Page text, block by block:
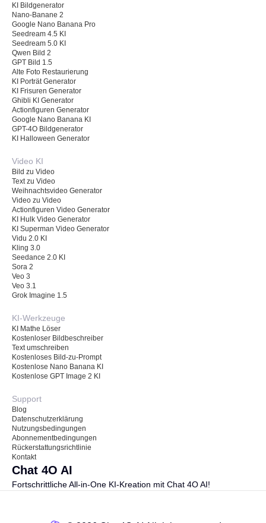
KI Bildgenerator
Nano-Banane 2
Google Nano Banana Pro
Seedream 4.5 KI
Seedream 5.0 KI
Qwen Bild 2
GPT Bild 1.5
Alte Foto Restaurierung
KI Porträt Generator
KI Frisuren Generator
Ghibli KI Generator
Actionfiguren Generator
Google Nano Banana KI
GPT-4O Bildgenerator
KI Halloween Generator
Video KI
Bild zu Video
Text zu Video
Weihnachtsvideo Generator
Video zu Video
Actionfiguren Video Generator
KI Hulk Video Generator
KI Superman Video Generator
Vidu 2.0 KI
Kling 3.0
Seedance 2.0 KI
Sora 2
Veo 3
Veo 3.1
Grok Imagine 1.5
KI-Werkzeuge
KI Mathe Löser
Kostenloser Bildbeschreiber
Text umschreiben
Kostenloses Bild-zu-Prompt
Kostenlose Nano Banana KI
Kostenlose GPT Image 2 KI
Support
Blog
Datenschutzerklärung
Nutzungsbedingungen
Abonnementbedingungen
Rückerstattungsrichtlinie
Kontakt
Chat 4O AI
Fortschrittliche All-in-One KI-Kreation mit Chat 4O AI!